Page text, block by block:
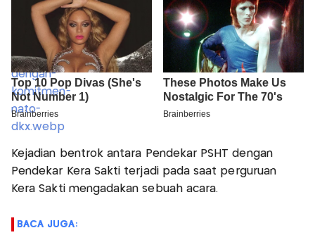
Kejadian bentrok antara Pendekar PSHT dengan
Pendekar Kera Sakti terjadi pada saat perguruan
Kera Sakti mengadakan sebuah acara.
BACA JUGA: